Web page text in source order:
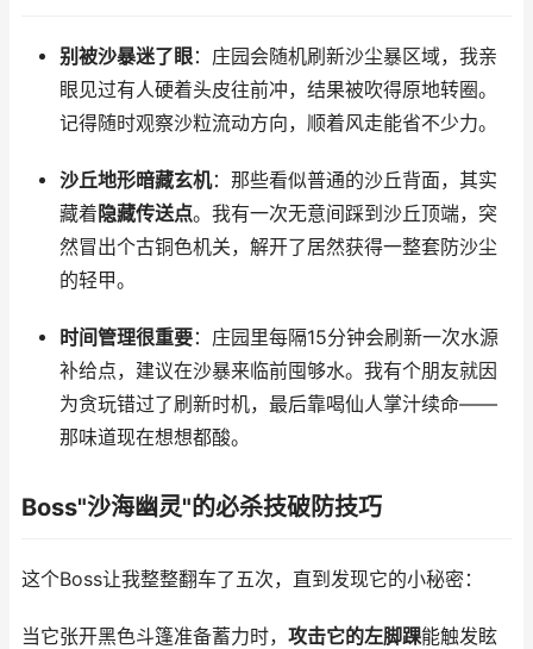
别被沙暴迷了眼：庄园会随机刷新沙尘暴区域，我亲
眼见过有人硬着头皮往前冲，结果被吹得原地转圈。
记得随时观察沙粒流动方向，顺着风走能省不少力。
沙丘地形暗藏玄机：那些看似普通的沙丘背面，其实
藏着 隐藏传送点。我有一次无意间踩到沙丘顶端，突
然冒出个古铜色机关，解开了居然获得一整套防沙尘
的轻甲。
时间管理很重要：庄园里每隔15分钟会刷新一次水源
补给点，建议在沙暴来临前囤够水。我有个朋友就因
为贪玩错过了刷新时机，最后靠喝仙人掌汁续命——
那味道现在想想都酸。
Boss"沙海幽灵"的必杀技破防技巧
这个Boss让我整整翻车了五次，直到发现它的小秘密：
当它张开黑色斗篷准备蓄力时， 攻击它的左脚踝能触发眩